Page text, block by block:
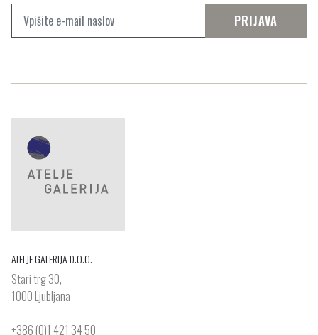
PRIJAVA
ATELJE GALERIJA D.O.O.
Stari trg 30,
1000 Ljubljana
+386 (0)1 421 34 50